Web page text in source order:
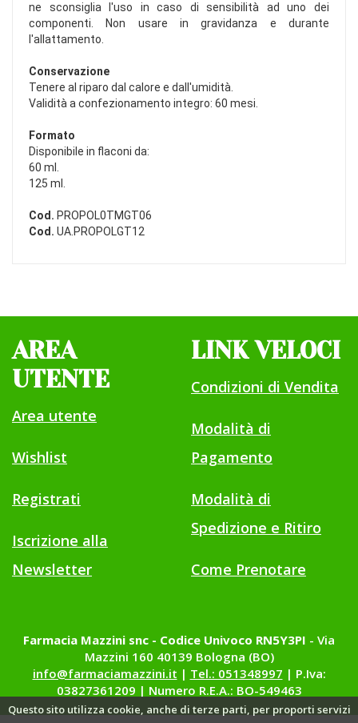
Questo sito utilizza cookie, anche di terze parti, per proporti servizi
ne sconsiglia l'uso in caso di sensibilità ad uno dei
componenti. Non usare in gravidanza e durante
l'allattamento.
Conservazione
Tenere al riparo dal calore e dall'umidità.
Validità a confezionamento integro: 60 mesi.
Formato
Disponibile in flaconi da:
60 ml.
125 ml.
Cod. PROPOL0TMGT06
Cod. UA.PROPOLGT12
AREA
UTENTE
Area utente
Wishlist
Registrati
Iscrizione alla
Newsletter
LINK VELOCI
Condizioni di Vendita
Modalità di
Pagamento
Modalità di
Spedizione e Ritiro
Come Prenotare
Farmacia Mazzini snc - Codice Univoco RN5Y3PI - Via
Mazzini 160 40139 Bologna (BO)
info@farmaciamazzini.it | Tel.: 051348997 | P.Iva:
03827361209 | Numero R.E.A.: BO-549463